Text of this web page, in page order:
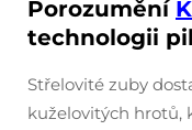
Porozumění
technologii
Střelovité zuby
kuželovitých hrotů,